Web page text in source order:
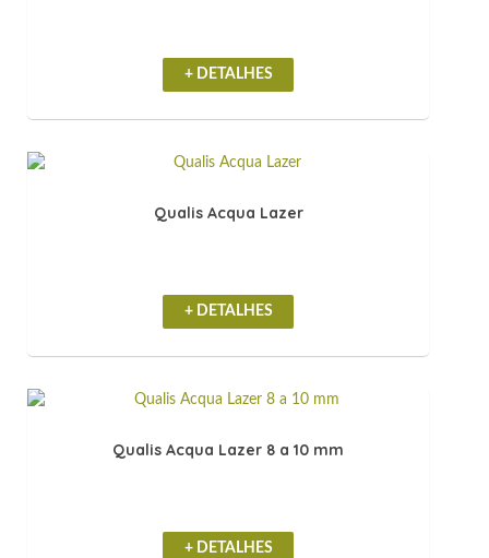
+ DETALHES
Qualis Acqua Lazer
+ DETALHES
Qualis Acqua Lazer 8 a 10 mm
+ DETALHES